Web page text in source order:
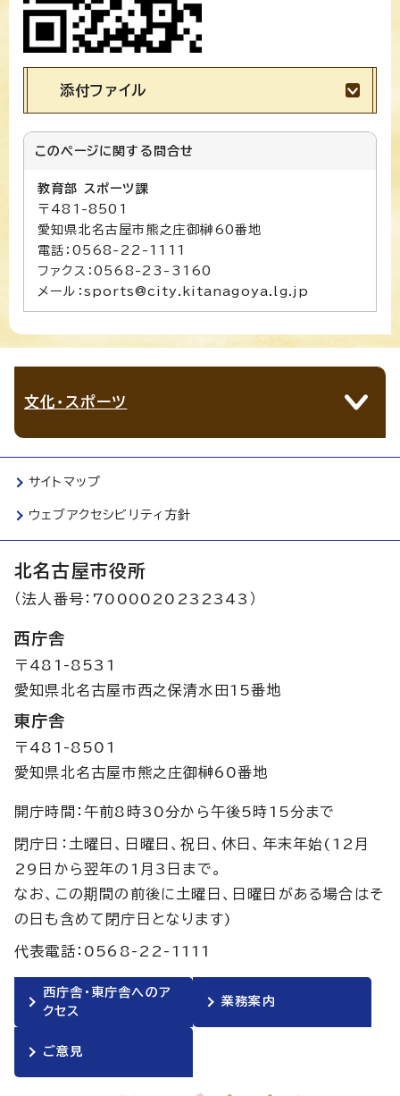
添付ファイル
このページに関する 問合せ
教育部 スポーツ課
〒481-8501
愛知県北名古屋市熊之庄御榊60番地
電話：0568-22-1111
ファクス：0568-23-3160
メール：sports@city.kitanagoya.lg.jp
文化・スポーツ
サイトマップ
ウェブアクセシビリティ方針
北名古屋市役所
（法人番号：7000020232343）
西庁舎
〒481-8531
愛知県北名古屋市西之保清水田15番地
東庁舎
〒481-8501
愛知県北名古屋市熊之庄御榊60番地
開庁時間：午前8時30分から午後5時15分まで
閉庁日：土曜日、日曜日、祝日、休日、年末年始(12月
29日から翌年の1月3日まで。
なお、この期間の前後に土曜日、日曜日がある場合はそ
の日も含めて閉庁日となります)
代表電話：0568-22-1111
西庁舎・東庁舎へのア
クセス
業務案内
ご意見